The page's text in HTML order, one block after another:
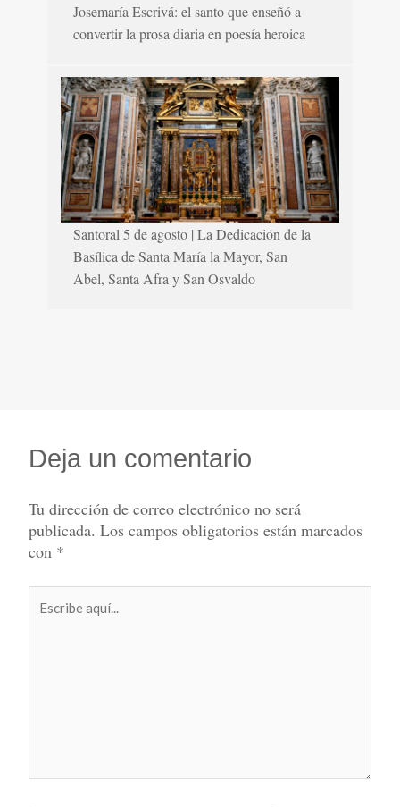
Josemaría Escrivá: el santo que enseñó a
convertir la prosa diaria en poesía heroica
Santoral 5 de agosto | La Dedicación de la
Basílica de Santa María la Mayor, San
Abel, Santa Afra y San Osvaldo
Deja un comentario
Tu dirección de correo electrónico no será
publicada. Los campos obligatorios están marcados
con *
aquí...